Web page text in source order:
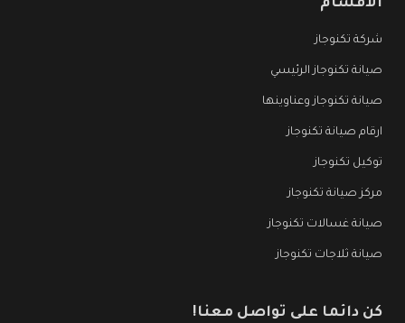
الأقسام
شركة تكنوجاز
صيانة تكنوجاز الرئيسي
صيانة تكنوجاز وعناوينها
ارقام صيانة تكنوجاز
توكيل تكنوجاز
مركز صيانة تكنوجاز
صيانة غسالات تكنوجاز
صيانة ثلاجات تكنوجاز
كن دائما على تواصل معنا!